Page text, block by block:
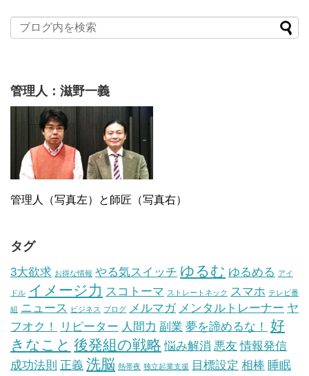
管理人：滋野一義
管理人（写真左）と師匠（写真右）
タグ
3大欲求 お得な情報 やる気スイッチ ゆるむ ゆるめる アイ
ドル イメージ力 スコトーマ ストレートネック スマホ テレビ番
組 ニュース ビジネス ブログ メルマガ メンタルトレーナー ヤ
フオク！
リピーター 人間力 副業 夢を諦めるな！ 好
きなこと 後発組の戦略 悩み解消 悪友 情報発信
成功法則 正義 洗脳 熱帯夜 独立起業支援 目標設定 相棒 睡眠